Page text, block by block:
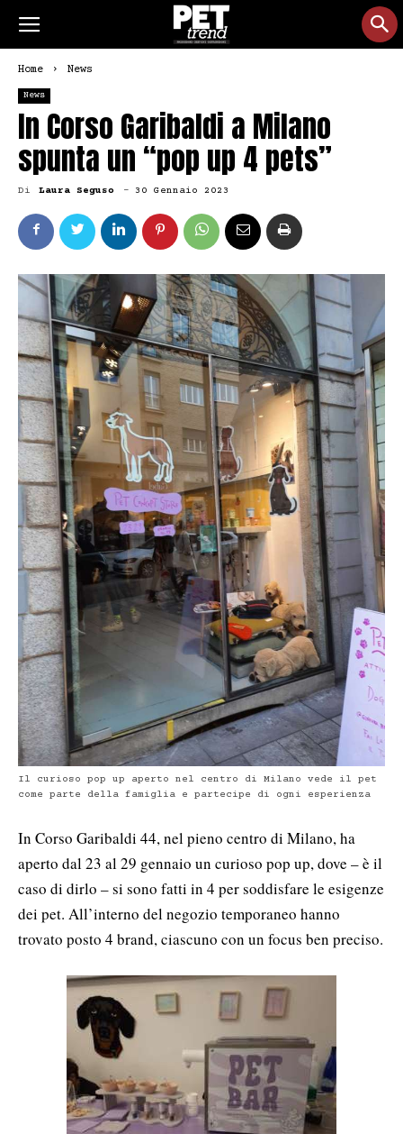
Home News
News
In Corso Garibaldi a Milano
spunta un “pop up 4 pets”
Di Laura Seguso - 30 Gennaio 2023
Il curioso pop up aperto nel centro di Milano vede il pet
come parte della famiglia e partecipe di ogni esperienza
In Corso Garibaldi 44, nel pieno centro di Milano, ha
aperto dal 23 al 29 gennaio un curioso pop up, dove – è il
caso di dirlo – si sono fatti in 4 per soddisfare le esigenze
dei pet. All’interno del negozio temporaneo hanno
trovato posto 4 brand, ciascuno con un focus ben preciso.